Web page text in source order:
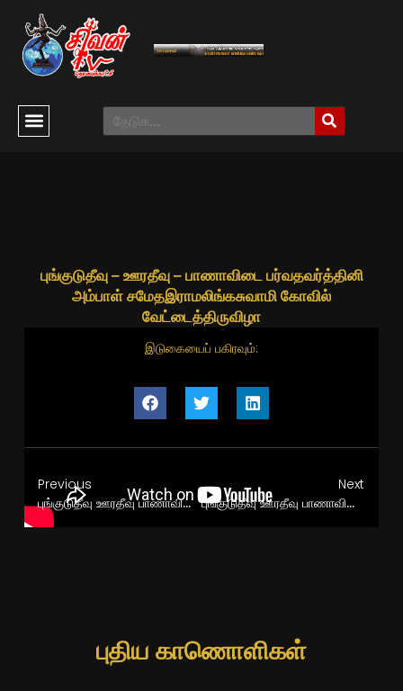
புங்குடுதீவு – ஊரதீவு – பாணாவிடை பர்வதவர்த்தினி
அம்பாள் சமேதஇராமலிங்கசுவாமி கோவில்
வேட்டைத்திருவிழா
இடுகையைப் பகிரவும்:
Previous
புங்குடுதீவு ஊரதீவு பாணாவிடை பர்வதவர்த்தினி அம்பாள் சமேதஇராமலிங்கசுவாமி கோவில் எட்டாம் திருவிழா காலை
Next
புங்குடுதீவு ஊரதீவு பாணாவிடை ஸ்ரீ பர்வதவர்த்தினி அம்பாள் சமேத இராமலிங்கசுவாமி கோவில் சப்பறத்திருவிழா
புதிய காணொளிகள்